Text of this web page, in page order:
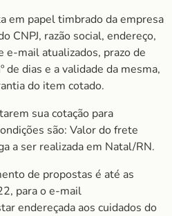
em papel timbrado da empresa
CNPJ, razão social, endereço,
e-mail atualizados, prazo de
de dias e a validade da mesma,
do item cotado.
sua cotação para
são: Valor do frete
a ser realizada em Natal/RN.
de propostas é até as
para o e-mail
endereçada aos cuidados do